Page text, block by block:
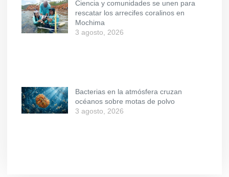
Ciencia y comunidades se unen para
rescatar los arrecifes coralinos en
Mochima
3 agosto, 2026
Bacterias en la atmósfera cruzan
océanos sobre motas de polvo
3 agosto, 2026